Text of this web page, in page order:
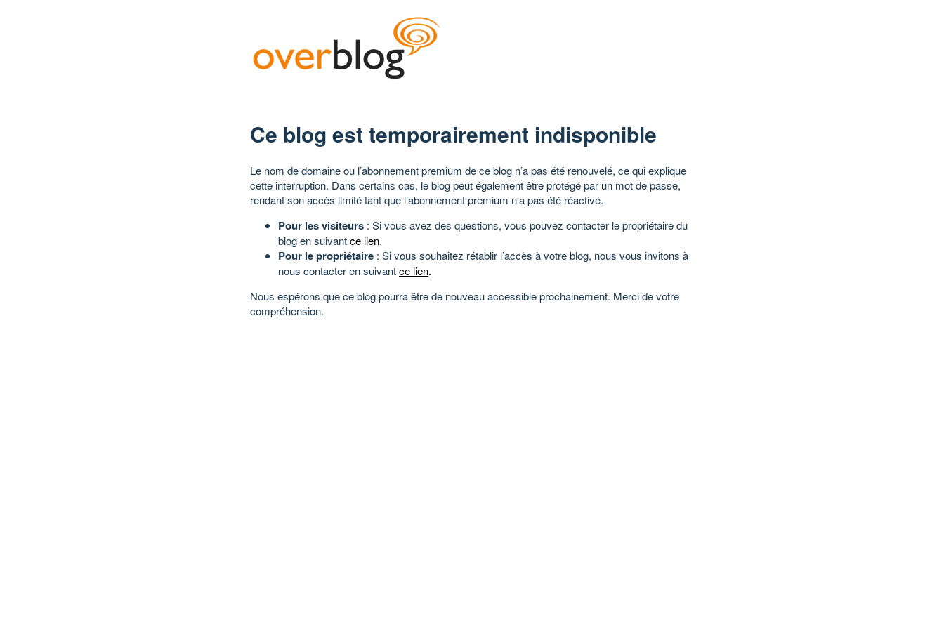
Ce blog est temporairement indisponible
Le nom de domaine ou l’abonnement premium de ce blog n’a pas été renouvelé, ce qui explique
cette interruption. Dans certains cas, le blog peut également être protégé par un mot de passe,
rendant son accès limité tant que l’abonnement premium n’a pas été réactivé.
Pour les visiteurs : Si vous avez des questions, vous pouvez contacter le propriétaire du
blog en suivantce lien.
Pour le propriétaire : Si vous souhaitez rétablir l’accès à votre blog, nous vous invitons à
nous contacter en suivantce lien.
Nous espérons que ce blog pourra être de nouveau accessible prochainement. Merci de votre
compréhension.